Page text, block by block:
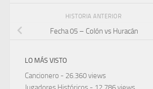
HISTORIA ANTERIOR
Fecha 05 – Colón vs Huracán
LO MÁS VISTO
Cancionero - 26.360 views